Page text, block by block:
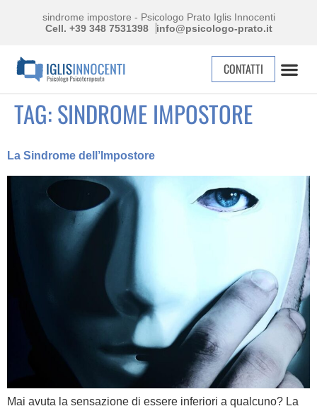
sindrome impostore - Psicologo Prato Iglis Innocenti
Cell. +39 348 7531398
info@psicologo-prato.it
CONTATTI
TAG:SINDROME IMPOSTORE
La Sindrome dell’Impostore
Mai avuta la sensazione di essere inferiori a qualcuno? La